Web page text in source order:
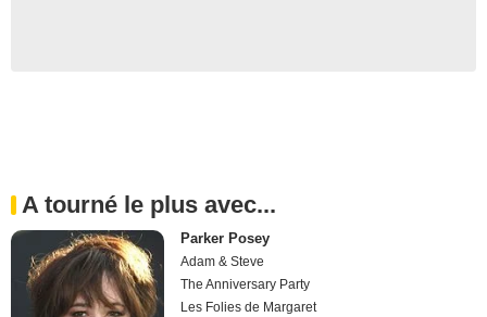
A tourné le plus avec...
Parker Posey
Adam & Steve
The Anniversary Party
Les Folies de Margaret